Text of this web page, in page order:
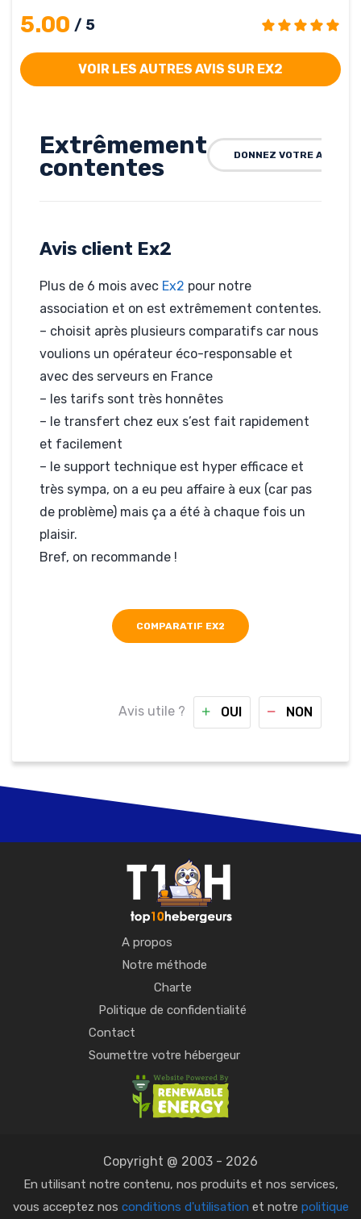
5.00 / 5
VOIR LES AUTRES AVIS SUR EX2
Extrêmement
contentes
www.belokane.org
DONNEZ VOTRE AVIS
Avis client Ex2
Plus de 6 mois avec Ex2 pour notre
association et on est extrêmement contentes.
– choisit après plusieurs comparatifs car nous
voulions un opérateur éco-responsable et
avec des serveurs en France
– les tarifs sont très honnêtes
– le transfert chez eux s’est fait rapidement
et facilement
– le support technique est hyper efficace et
très sympa, on a eu peu affaire à eux (car pas
de problème) mais ça a été à chaque fois un
plaisir.
Bref, on recommande !
COMPARATIF EX2
Avis utile ? OUI NON
A propos
Notre méthode
Charte
Politique de confidentialité
Contact
Soumettre votre hébergeur
Copyright @ 2003 - 2026
En utilisant notre contenu, nos produits et nos services,
vous acceptez nos conditions d'utilisation et notre politique